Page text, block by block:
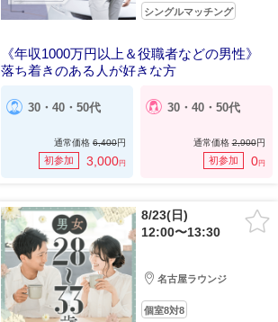
シングルマッチング
《年収1000万円以上＆役職者などの男性》
落ち着きのある人が好きな方
30・40・50代
通常価格 6,400円
初参加 3,000円
30・40・50代
通常価格2,900円
初参加 0円
8/23(日)
12:00〜13:30
名古屋ラウンジ
個室8対8